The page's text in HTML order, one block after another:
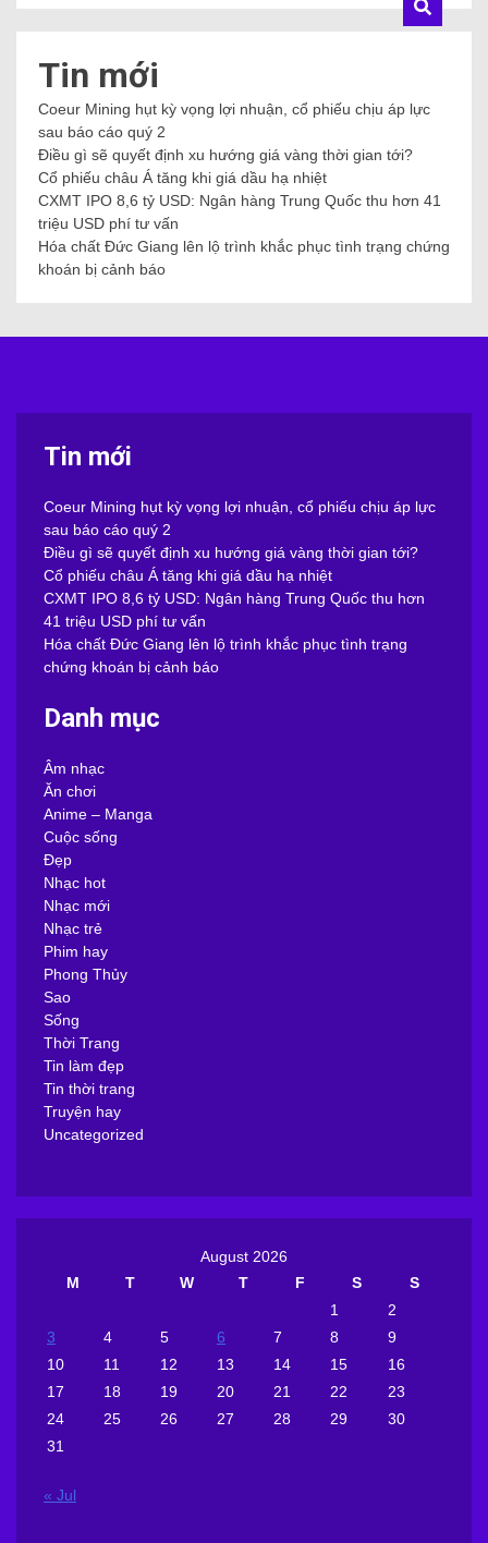
Tin mới
Coeur Mining hụt kỳ vọng lợi nhuận, cổ phiếu chịu áp lực
sau báo cáo quý 2
Điều gì sẽ quyết định xu hướng giá vàng thời gian tới?
Cổ phiếu châu Á tăng khi giá dầu hạ nhiệt
CXMT IPO 8,6 tỷ USD: Ngân hàng Trung Quốc thu hơn 41
triệu USD phí tư vấn
Hóa chất Đức Giang lên lộ trình khắc phục tình trạng chứng
khoán bị cảnh báo
Tin mới
Coeur Mining hụt kỳ vọng lợi nhuận, cổ phiếu chịu áp lực
sau báo cáo quý 2
Điều gì sẽ quyết định xu hướng giá vàng thời gian tới?
Cổ phiếu châu Á tăng khi giá dầu hạ nhiệt
CXMT IPO 8,6 tỷ USD: Ngân hàng Trung Quốc thu hơn
41 triệu USD phí tư vấn
Hóa chất Đức Giang lên lộ trình khắc phục tình trạng
chứng khoán bị cảnh báo
Danh mục
Âm nhạc
Ăn chơi
Anime – Manga
Cuộc sống
Đẹp
Nhạc hot
Nhạc mới
Nhạc trẻ
Phim hay
Phong Thủy
Sao
Sống
Thời Trang
Tin làm đẹp
Tin thời trang
Truyện hay
Uncategorized
August 2026
M
T W T F S
S
1
2
3
4 5 6 7 8
9
10
11 12 13 14 15
16
17
18 19 20 21 22
23
24
25 26 27 28 29
30
31
« Jul